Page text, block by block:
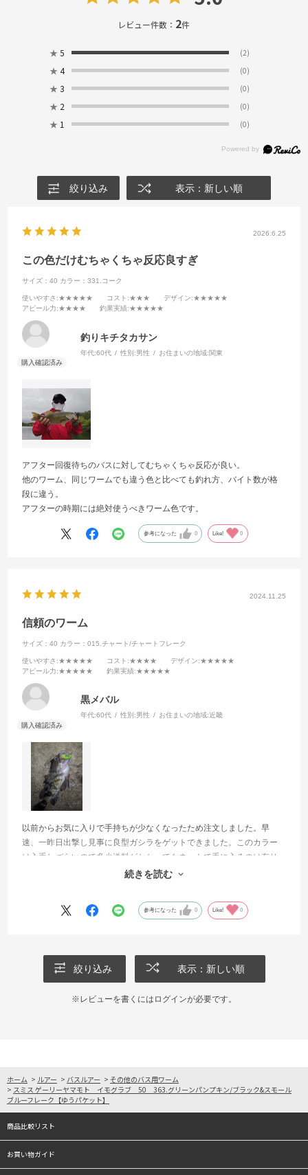
レビュー件数： 2件
★ 5 (2)
★ 4 (0)
★ 3 (0)
★ 2 (0)
★ 1 (0)
絞り込み 表示：新しい順
2026.6.25
この色だけむちゃくちゃ反応良すぎ
サイズ：40 カラー：331.コーク
使いやすさ :★★★★★ コスト :★★★ デザイン:★★★★★
アピール力:★★★★ 釣果実績:★★★★★
釣りキチタカサン
年代:60代 性別:男性 お住まいの地域:関東
アフター回復待ちのバスに対してむちゃくちゃ反応が良い。
他のワーム、同じワームでも違う色と比べても釣れ方、バイト数が格
段に違う。
アフターの時期には絶対使うべきワーム色です。
参考になった 0 Like! 0
2024.11.25
信頼のワーム
サイズ：40 カラー：015.チャート/チャートフレーク
使いやすさ :★★★★★ コスト :★★★★ デザイン:★★★★★
アピール力:★★★★★ 釣果実績:★★★★★
黒メバル
年代:60代 性別:男性 お住まいの地域:近畿
以前からお気に入りで手持ちが少なくなったため注文しました。早
速、一昨日出撃し見事に良型ガシラをゲットできました。このカラー
は入手しづらいので多少送料がかかってもネットで手に入るのは有り
難いです。例えボーズを食らっても、これで釣れなければ仕方が無い
続きを読む
参考になった 0 Like! 0
絞り込み 表示：新しい順
※レビューを書くには ログインが必要です。
ホーム > ルアー > バスルアー > その他のバス用ワーム
> スミス ゲーリーヤマモト イモグラブ 50 363.グリーンパンプキン/ブラック&スモール
ブルーフレーク【ゆうパケット】
商品比較リスト
お買い物ガイド